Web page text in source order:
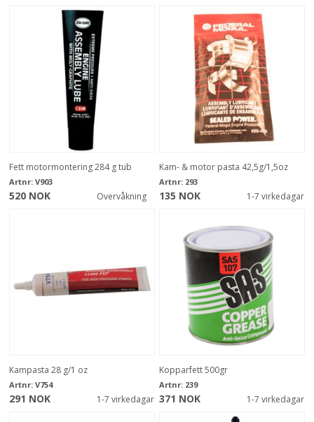
Fett motormontering 284 g tub
Artnr: V903
520 NOK Overvåkning
Kam- & motor pasta 42,5g/1,5oz
Artnr: 293
135 NOK 1-7 virkedagar
Kampasta 28 g/1 oz
Artnr: V754
291 NOK 1-7 virkedagar
Kopparfett 500gr
Artnr: 239
371 NOK 1-7 virkedagar